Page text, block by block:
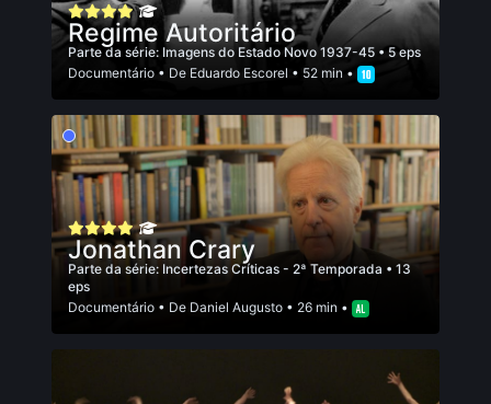
Regime Autoritário
Parte da série: Imagens do Estado Novo 1937-45 • 5 eps
Documentário • De Eduardo Escorel • 52 min •
Jonathan Crary
Parte da série: Incertezas Críticas - 2ª Temporada • 13
eps
Documentário • De Daniel Augusto • 26 min •